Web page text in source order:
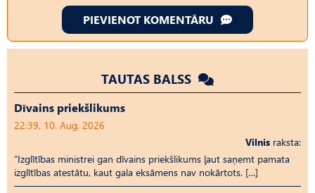
PIEVIENOT KOMENTĀRU
TAUTAS BALSS
Dīvains priekšlikums
22:39, 10. Aug, 2026
Vilnis raksta:
“Izglītības ministrei gan dīvains priekšlikums ļaut saņemt pamata
izglītības atestātu, kaut gala eksāmens nav nokārtots. […]